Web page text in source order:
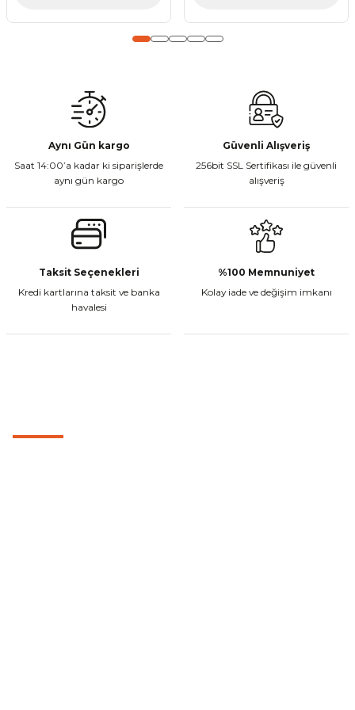
Aynı Gün kargo
Saat 14:00’a kadar ki siparişlerde
aynı gün kargo
Güvenli Alışveriş
256bit SSL Sertifikası ile güvenli
alışveriş
Taksit Seçenekleri
Kredi kartlarına taksit ve banka
havalesi
%100 Memnuniyet
Kolay iade ve değişim imkanı